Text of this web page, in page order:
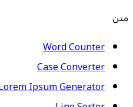
متن
Word Counter
Case Converter
Lorem Ipsum Generator